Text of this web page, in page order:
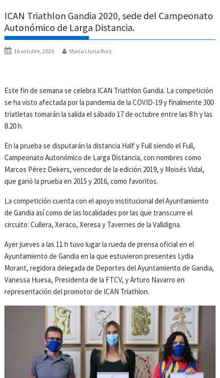
ICAN Triathlon Gandia 2020, sede del Campeonato
Autonómico de Larga Distancia.
16 octubre, 2020 María Lluna Ruiz
Este fin de semana se celebra ICAN Triathlon Gandia. La competición
se ha visto afectada por la pandemia de la COVID-19 y finalmente 300
triatletas tomarán la salida el sábado 17 de octubre entre las 8 h y las
8.20 h.
En la prueba se disputarán la distancia Half y Full siendo el Full,
Campeonato Autonómico de Larga Distancia, con nombres como
Marcos Pérez Dekers, vencedor de la edición 2019, y Moisés Vidal,
que ganó la prueba en 2015 y 2016, como favoritos.
La competición cuenta con el apoyo institucional del Ayuntamiento
de Gandia así como de las localidades por las que transcurre el
circuito: Cullera, Xeraco, Xeresa y Tavernes de la Valldigna.
Ayer jueves a las 11 h tuvo lugar la rueda de prensa oficial en el
Ayuntamiento de Gandia en la que estuvieron presentes Lydia
Morant, regidora delegada de Deportes del Ayuntamiento de Gandia,
Vanessa Huesa, Presidenta de la FTCV, y Arturo Navarro en
representación del promotor de ICAN Triathlon.